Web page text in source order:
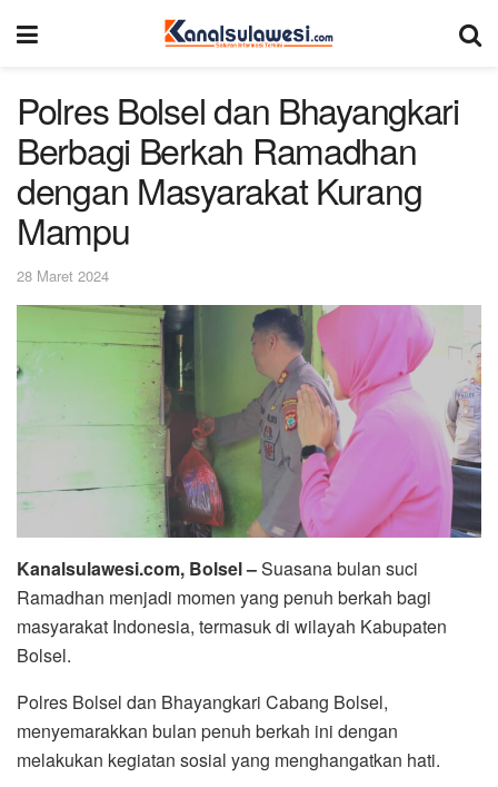
Polres Bolsel dan Bhayangkari
Berbagi Berkah Ramadhan
dengan Masyarakat Kurang
Mampu
28 Maret 2024
Kanalsulawesi.com, Bolsel –Suasana bulan suci
Ramadhan menjadi momen yang penuh berkah bagi
masyarakat Indonesia, termasuk di wilayah Kabupaten
Bolsel.
Polres Bolsel dan Bhayangkari Cabang Bolsel,
menyemarakkan bulan penuh berkah ini dengan
melakukan kegiatan sosial yang menghangatkan hati.